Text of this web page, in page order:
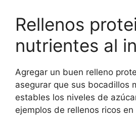
Rellenos
nutrientes al
Agregar un buen relleno
asegurar que sus bocadillos
estables los niveles de
ejemplos de rellenos ricos